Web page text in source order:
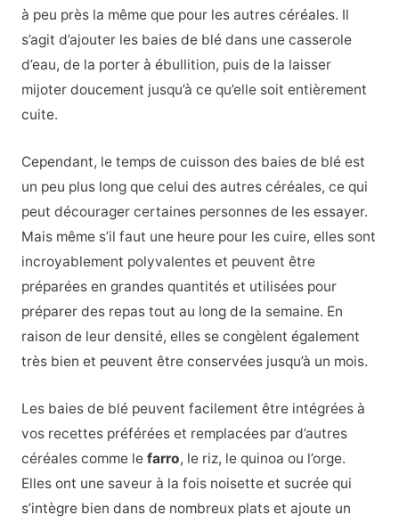
à peu près la même que pour les autres céréales. Il
s’agit d’ajouter les baies de blé dans une casserole
d’eau, de la porter à ébullition, puis de la laisser
mijoter doucement jusqu’à ce qu’elle soit entièrement
cuite.
Cependant, le temps de cuisson des baies de blé est
un peu plus long que celui des autres céréales, ce qui
peut décourager certaines personnes de les essayer.
Mais même s’il faut une heure pour les cuire, elles sont
incroyablement polyvalentes et peuvent être
préparées en grandes quantités et utilisées pour
préparer des repas tout au long de la semaine. En
raison de leur densité, elles se congèlent également
très bien et peuvent être conservées jusqu’à un mois.
Les baies de blé peuvent facilement être intégrées à
vos recettes préférées et remplacées par d’autres
céréales comme le farro, le riz, le quinoa ou l’orge.
Elles ont une saveur à la fois noisette et sucrée qui
s’intègre bien dans de nombreux plats et ajoute un